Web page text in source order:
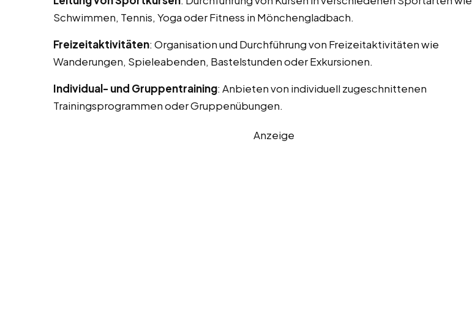
Schwimmen, Tennis, Yoga oder Fitness in Mönchengladbach.
Freizeitaktivitäten: Organisation und Durchführung von Freizeitaktivitäten wie
Wanderungen, Spieleabenden, Bastelstunden oder Exkursionen.
Individual- und Gruppentraining: Anbieten von individuell zugeschnittenen
Trainingsprogrammen oder Gruppenübungen.
Anzeige